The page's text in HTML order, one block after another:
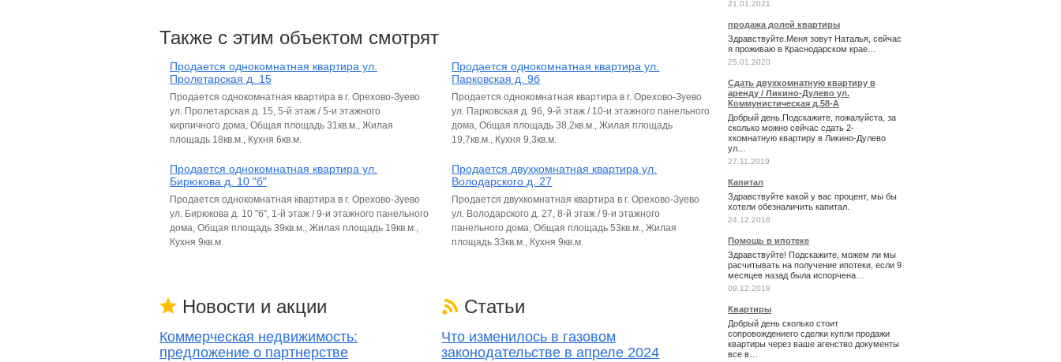
Также с этим объектом смотрят
Продается однокомнатная квартира ул.
Пролетарская д. 15
Продается однокомнатная квартира в г. Орехово-Зуево
ул. Пролетарская д. 15, 5-й этаж / 5-и этажного
кирпичного дома, Общая площадь 31кв.м., Жилая
площадь 18кв.м., Кухня 6кв.м.
Продается однокомнатная квартира ул.
Парковская д. 9б
Продается однокомнатная квартира в г. Орехово-Зуево
ул. Парковская д. 9б, 9-й этаж / 10-и этажного панельного
дома, Общая площадь 38,2кв.м., Жилая площадь
19,7кв.м., Кухня 9,3кв.м.
Продается однокомнатная квартира ул.
Бирюкова д. 10 "б"
Продается однокомнатная квартира в г. Орехово-Зуево
ул. Бирюкова д. 10 "б", 1-й этаж / 9-и этажного панельного
дома, Общая площадь 39кв.м., Жилая площадь 19кв.м.,
Кухня 9кв.м.
Продается двухкомнатная квартира ул.
Володарского д. 27
Продается двухкомнатная квартира в г. Орехово-Зуево
ул. Володарского д. 27, 8-й этаж / 9-и этажного
панельного дома, Общая площадь 53кв.м., Жилая
площадь 33кв.м., Кухня 9кв.м.
Новости и акции
Коммерческая недвижимость:
предложение о партнерстве
Статьи
Что изменилось в газовом
законодательстве в апреле 2024
21.01.2021
продажа долей квартиры
Здравствуйте.Меня зовут Наталья, сейчас
я проживаю в Краснодарском крае…
25.01.2020
Сдать двухкомнатную квартиру в
аренду / Ликино-Дулево ул.
Коммунистическая д.58-А
Добрый день.Подскажите, пожалуйста, за
сколько можно сейчас сдать 2-
хкомнатную квартиру в Ликино-Дулево
ул…
27.11.2019
Капитал
Здравствуйте какой у вас процент, мы бы
хотели обезналичить капитал.
24.12.2018
Помощь в ипотеке
Здравствуйте! Подскажите, можем ли мы
расчитывать на получение ипотеки, если 9
месяцев назад была испорчена…
09.12.2018
Квартиры
Добрый день сколько стоит
сопровождениего сделки купли продажи
квартиры через ваше агенство документы
все в…